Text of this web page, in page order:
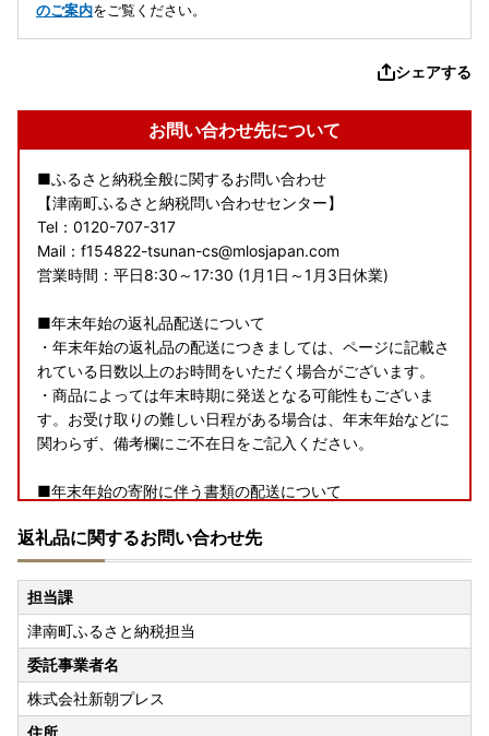
のご案内をご覧ください。
シェアする
お問い合わせ先について
■ふるさと納税全般に関するお問い合わせ
【津南町ふるさと納税問い合わせセンター】
Tel：0120-707-317
Mail：f154822-tsunan-cs@mlosjapan.com
営業時間：平日8:30～17:30 (1月1日～1月3日休業)
■年末年始の返礼品配送について
・年末年始の返礼品の配送につきましては、ページに記載さ
れている日数以上のお時間をいただく場合がございます。
・商品によっては年末時期に発送となる可能性もございま
す。お受け取りの難しい日程がある場合は、年末年始などに
関わらず、備考欄にご不在日をご記入ください。
■年末年始の寄附に伴う書類の配送について
す。
・12月25日(木)までの決済完了：年内に発送
・12月26日(金)以降の決済完了：受領証明書のみを2026年1
月5日(月)から順次発行
※ワンストップ特例申請の希望をいただいた場合でも、受領
証明書のみを発行いたします。
■ワンストップ特例申請書の受付期限について
返礼品に関するお問い合わせ先
担当課
津南町ふるさと納税担当
委託事業者名
株式会社新朝プレス